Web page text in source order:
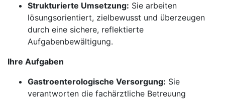
Strukturierte Umsetzung: Sie arbeiten
lösungsorientiert, zielbewusst und überzeugen
durch eine sichere, reflektierte
Aufgabenbewältigung.
Ihre Aufgaben
Gastroenterologische Versorgung: Sie
verantworten die fachärztliche Betreuung